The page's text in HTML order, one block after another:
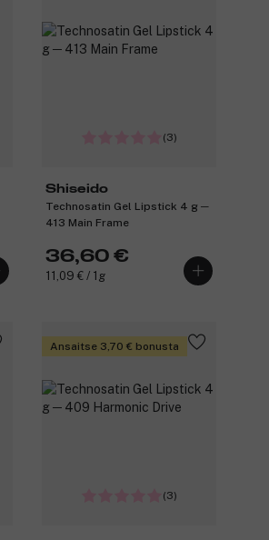
(3)
Shiseido
Technosatin Gel Lipstick 4 g ─
413 Main Frame
36,60 €
11,09 € / 1g
Ansaitse 3,70 € bonusta
(3)